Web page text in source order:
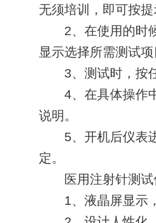
无须培训，即可按
2、在使用的时候
显示选择所需测试
3、测试时，按任
4、在具体操作中
说明。
5、开机后仪表进
定。
医用注射针测试
1、液晶屏显示，